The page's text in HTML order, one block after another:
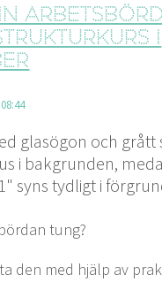
FÖRELÄSNINGAR
KUNDER PRESS
i
tung?
den med hjälp av